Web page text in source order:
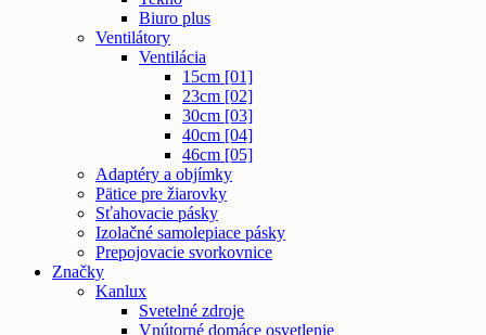
Biuro plus
Ventilátory
Ventilácia
15cm [01]
23cm [02]
30cm [03]
40cm [04]
46cm [05]
Adaptéry a objímky
Pätice pre žiarovky
Sťahovacie pásky
Izolačné samolepiace pásky
Prepojovacie svorkovnice
Značky
Kanlux
Svetelné zdroje
Vnútorné domáce osvetlenie